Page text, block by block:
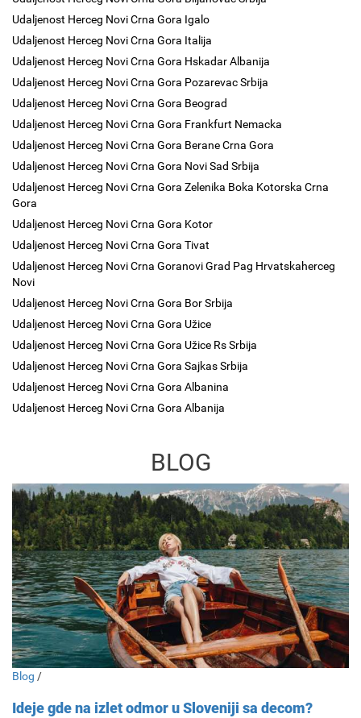
Udaljenost Herceg Novi Crna Gora Igalo
Udaljenost Herceg Novi Crna Gora Italija
Udaljenost Herceg Novi Crna Gora Hskadar Albanija
Udaljenost Herceg Novi Crna Gora Pozarevac Srbija
Udaljenost Herceg Novi Crna Gora Beograd
Udaljenost Herceg Novi Crna Gora Frankfurt Nemacka
Udaljenost Herceg Novi Crna Gora Berane Crna Gora
Udaljenost Herceg Novi Crna Gora Novi Sad Srbija
Udaljenost Herceg Novi Crna Gora Zelenika Boka Kotorska Crna
Gora
Udaljenost Herceg Novi Crna Gora Kotor
Udaljenost Herceg Novi Crna Gora Tivat
Udaljenost Herceg Novi Crna Goranovi Grad Pag Hrvatskaherceg
Novi
Udaljenost Herceg Novi Crna Gora Bor Srbija
Udaljenost Herceg Novi Crna Gora Užice
Udaljenost Herceg Novi Crna Gora Užice Rs Srbija
Udaljenost Herceg Novi Crna Gora Sajkas Srbija
Udaljenost Herceg Novi Crna Gora Albanina
Udaljenost Herceg Novi Crna Gora Albanija
BLOG
Blog /
Ideje gde na izlet odmor u Sloveniji sa decom?